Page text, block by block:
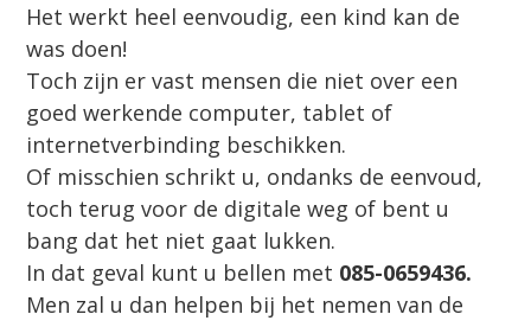
Het werkt heel eenvoudig, een kind kan de
was doen!
Toch zijn er vast mensen die niet over een
goed werkende computer, tablet of
internetverbinding beschikken.
Of misschien schrikt u, ondanks de eenvoud,
toch terug voor de digitale weg of bent u
bang dat het niet gaat lukken.
In dat geval kunt u bellen met 085-0659436.
Men zal u dan helpen bij het nemen van de